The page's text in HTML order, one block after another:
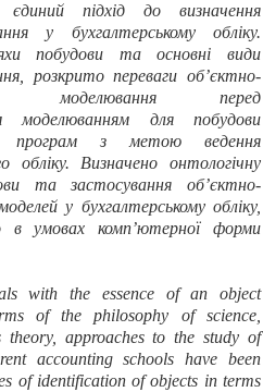
єдиний підхід до визначення
у бухгалтерському обліку.
побудови та основні види
розкрито переваги об’єктно-
моделювання перед
моделюванням для побудови
програм з метою ведення
обліку. Визначено онтологічну
та застосування об’єктно-
у бухгалтерському обліку,
в умовах комп’ютерної форми
with the essence of an object
of the philosophy of science,
theory, approaches to the study of
accounting schools have been
of identification of objects in terms